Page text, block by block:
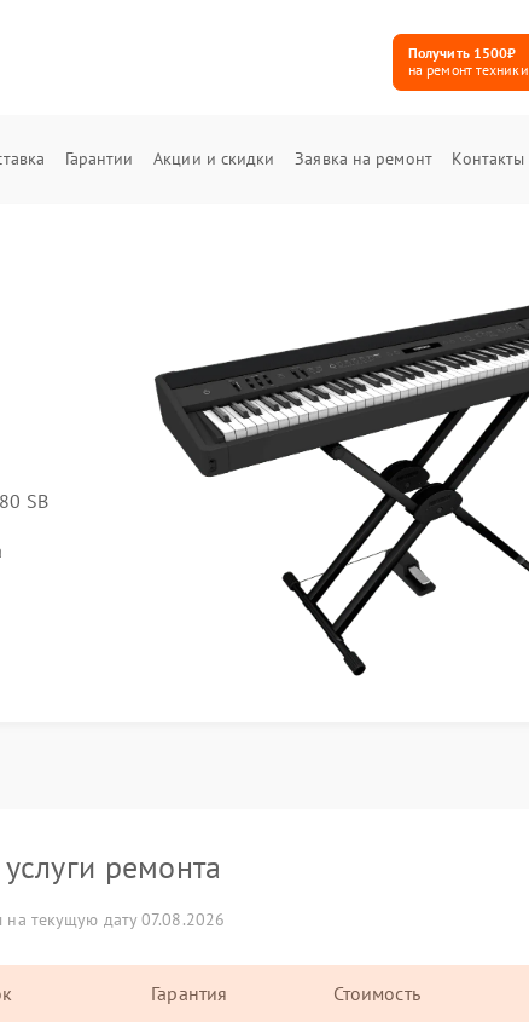
Получить 1500₽
на ремонт техники
Гарантии Акции и скидки Заявка на ремонт Контакты
SB
ремонта
на текущую дату 07.08.2026
Гарантия Стоимость